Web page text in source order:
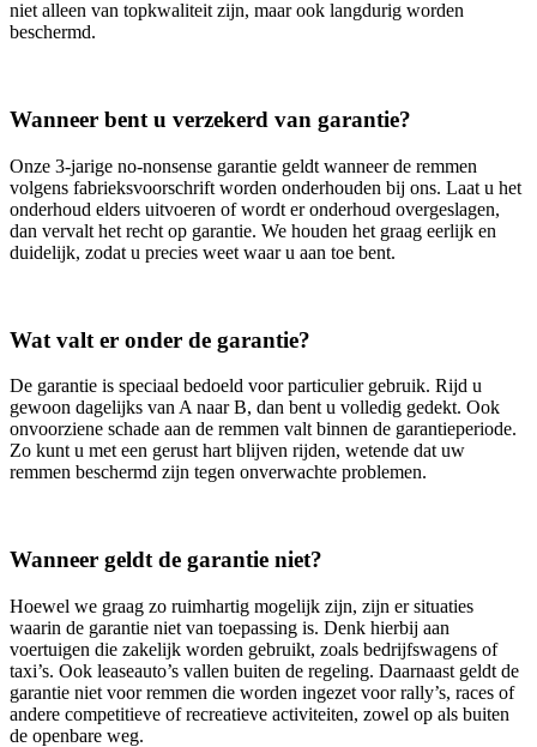
niet alleen van topkwaliteit zijn, maar ook langdurig worden
beschermd.
Wanneer bent u verzekerd van garantie?
Onze 3‑jarige no‑nonsense garantie geldt wanneer de remmen
volgens fabrieksvoorschrift worden onderhouden bij ons. Laat u het
onderhoud elders uitvoeren of wordt er onderhoud overgeslagen,
dan vervalt het recht op garantie. We houden het graag eerlijk en
duidelijk, zodat u precies weet waar u aan toe bent.
Wat valt er onder de garantie?
De garantie is speciaal bedoeld voor particulier gebruik. Rijd u
gewoon dagelijks van A naar B, dan bent u volledig gedekt. Ook
onvoorziene schade aan de remmen valt binnen de garantieperiode.
Zo kunt u met een gerust hart blijven rijden, wetende dat uw
remmen beschermd zijn tegen onverwachte problemen.
Wanneer geldt de garantie niet?
Hoewel we graag zo ruimhartig mogelijk zijn, zijn er situaties
waarin de garantie niet van toepassing is. Denk hierbij aan
voertuigen die zakelijk worden gebruikt, zoals bedrijfswagens of
taxi’s. Ook leaseauto’s vallen buiten de regeling. Daarnaast geldt de
garantie niet voor remmen die worden ingezet voor rally’s, races of
andere competitieve of recreatieve activiteiten, zowel op als buiten
de openbare weg.